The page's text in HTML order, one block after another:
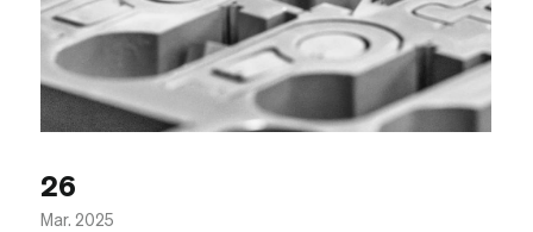
26
Mar. 2025